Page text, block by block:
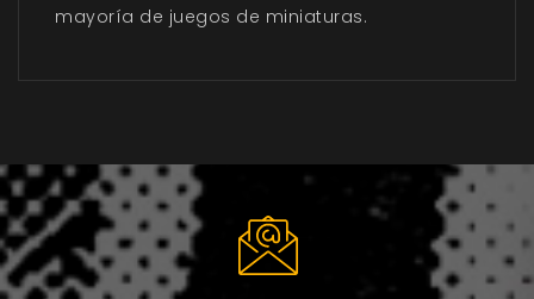
mayoría de juegos de miniaturas.